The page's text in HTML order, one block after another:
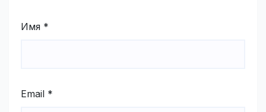
Имя *
Email *